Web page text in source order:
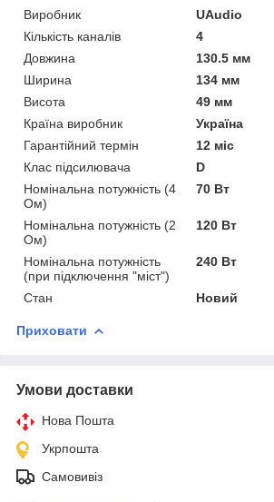
Виробник
UAudio
Кількість каналів
4
Довжина
130.5 мм
Ширина
134 мм
Висота
49 мм
Країна виробник
Україна
Гарантійний термін
12 міс
Клас підсилювача
D
Номінальна потужність (4
Ом)
70 Вт
Номінальна потужність (2
Ом)
120 Вт
Номінальна потужність
(при підключення "міст")
240 Вт
Стан Новий
Приховати
Умови доставки
Нова Пошта
Укрпошта
Самовивіз